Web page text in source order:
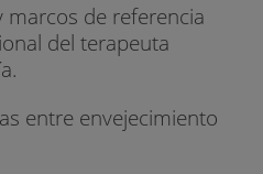
de referencia
del terapeuta
entre envejecimiento